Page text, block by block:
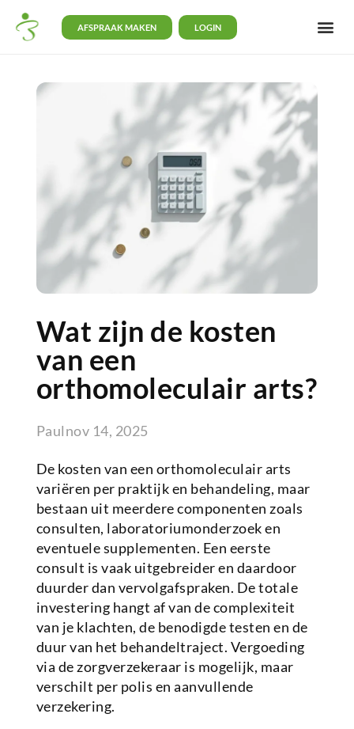
AFSPRAAK MAKEN LOGIN
Wat zijn de kosten
van een
orthomoleculair arts?
Paulnov 14, 2025
De kosten van een orthomoleculair arts
variëren per praktijk en behandeling, maar
bestaan uit meerdere componenten zoals
consulten, laboratoriumonderzoek en
eventuele supplementen. Een eerste
consult is vaak uitgebreider en daardoor
duurder dan vervolgafspraken. De totale
investering hangt af van de complexiteit
van je klachten, de benodigde testen en de
duur van het behandeltraject. Vergoeding
via de zorgverzekeraar is mogelijk, maar
verschilt per polis en aanvullende
verzekering.